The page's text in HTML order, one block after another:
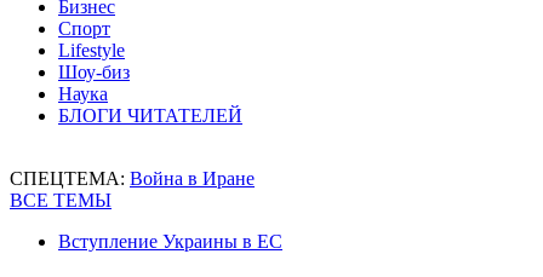
Бизнес
Спорт
Lifestyle
Шоу-биз
Наука
БЛОГИ ЧИТАТЕЛЕЙ
СПЕЦТЕМА: Война в Иране
ВСЕ ТЕМЫ
Вступление Украины в ЕС